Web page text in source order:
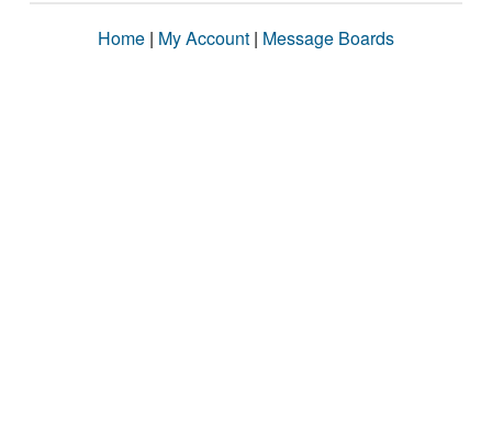
Home | My Account | Message Boards